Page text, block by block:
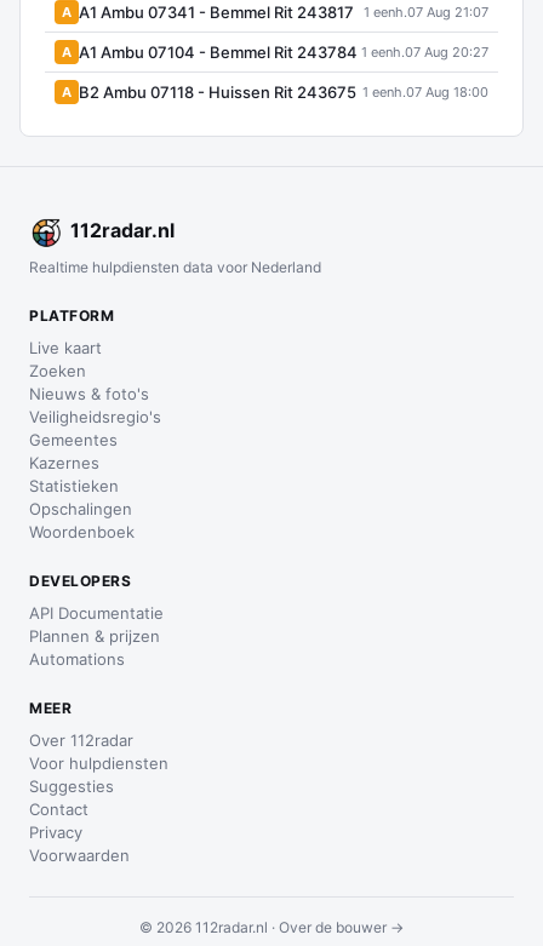
A A1 Ambu 07341 - Bemmel Rit 243817 1 eenh.07 Aug 21:07
A A1 Ambu 07104 - Bemmel Rit 243784 1 eenh.07 Aug 20:27
A B2 Ambu 07118 - Huissen Rit 243675 1 eenh.07 Aug 18:00
112radar.nl
Realtime hulpdiensten data voor Nederland
PLATFORM
Live kaart
Zoeken
Nieuws & foto's
Veiligheidsregio's
Gemeentes
Kazernes
Statistieken
Opschalingen
Woordenboek
DEVELOPERS
API Documentatie
Plannen & prijzen
Automations
MEER
Over 112radar
Voor hulpdiensten
Suggesties
Contact
Privacy
Voorwaarden
© 2026 112radar.nl · Over de bouwer →